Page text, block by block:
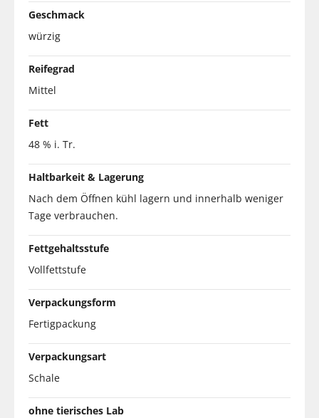
Geschmack
würzig
Reifegrad
Mittel
Fett
48 % i. Tr.
Haltbarkeit & Lagerung
Nach dem Öffnen kühl lagern und innerhalb weniger
Tage verbrauchen.
Fettgehaltsstufe
Vollfettstufe
Verpackungsform
Fertigpackung
Verpackungsart
Schale
ohne tierisches Lab